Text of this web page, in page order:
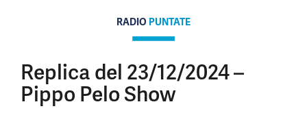
RADIO PUNTATE
Replica del 23/12/2024 –
Pippo Pelo Show